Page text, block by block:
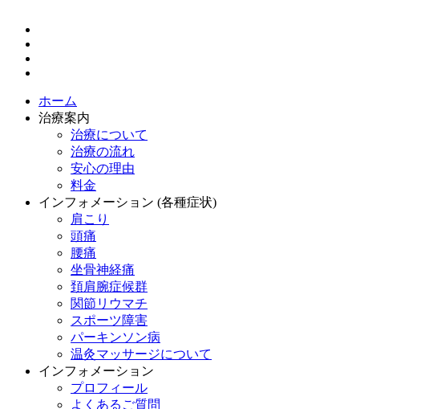
ホーム
治療案内
治療について
治療の流れ
安心の理由
料金
インフォメーション (各種症状)
肩こり
頭痛
腰痛
坐骨神経痛
頚肩腕症候群
関節リウマチ
スポーツ障害
パーキンソン病
温灸マッサージについて
インフォメーション
プロフィール
よくあるご質問